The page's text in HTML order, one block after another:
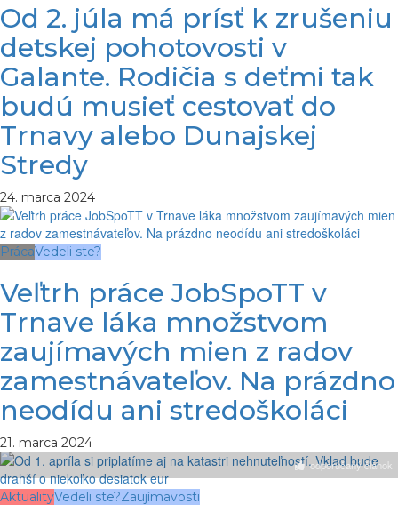
Od 2. júla má prísť k zrušeniu
detskej pohotovosti v
Galante. Rodičia s deťmi tak
budú musieť cestovať do
Trnavy alebo Dunajskej
Stredy
24. marca 2024
PrácaVedeli ste?
Veľtrh práce JobSpoTT v
Trnave láka množstvom
zaujímavých mien z radov
zamestnávateľov. Na prázdno
neodídu ani stredoškoláci
21. marca 2024
odporúčaný článok
AktualityVedeli ste?Zaujímavosti